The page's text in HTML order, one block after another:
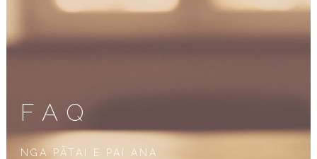
FAQ
NGA PĀTAI E PAI ANA